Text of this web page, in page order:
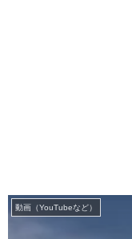
動画（YouTubeなど）